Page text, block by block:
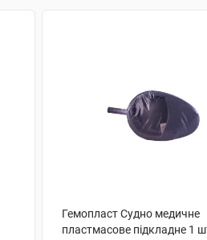
Гемопласт Судно медичне
пластмасове підкладне 1